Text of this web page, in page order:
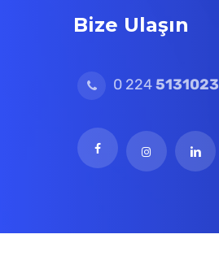
Bize Ulaşın
0 2245131023